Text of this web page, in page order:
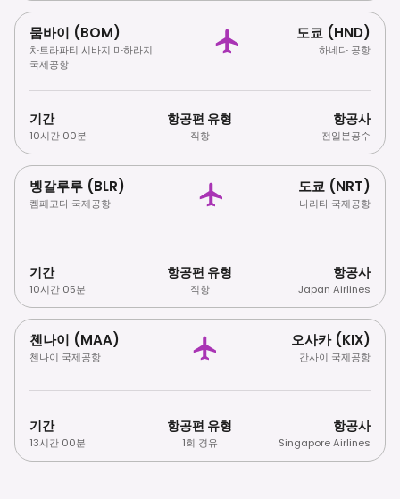
뭄바이 (BOM)
차트라파티 시바지 마하라지
국제공항
도쿄 (HND)
하네다 공항
기간
10시간 00분
항공편 유형
직항
항공사
전일본공수
벵갈루루 (BLR)
켐페고다 국제공항
도쿄 (NRT)
나리타 국제공항
기간
10시간 05분
항공편 유형
직항
항공사
Japan Airlines
첸나이 (MAA)
첸나이 국제공항
오사카 (KIX)
간사이 국제공항
기간
13시간 00분
항공편 유형
1회 경유
항공사
Singapore Airlines